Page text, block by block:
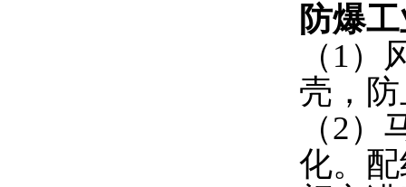
防爆
（1
壳，
（2
化。